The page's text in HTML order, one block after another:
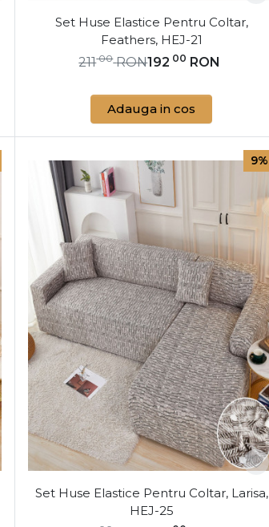
Set Huse Elastice Pentru Coltar,
Feathers, HEJ-21
192 00 RON
21100 RON
Adauga in cos
9%
Set Huse Elastice Pentru Coltar, Larisa,
HEJ-25